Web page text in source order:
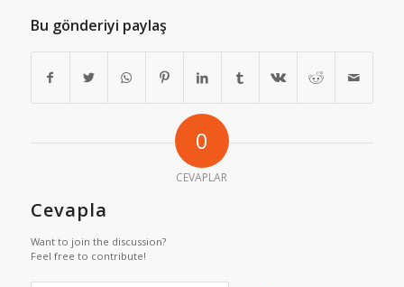
Bu gönderiyi paylaş
0
CEVAPLAR
Cevapla
Want to join the discussion?
Feel free to contribute!